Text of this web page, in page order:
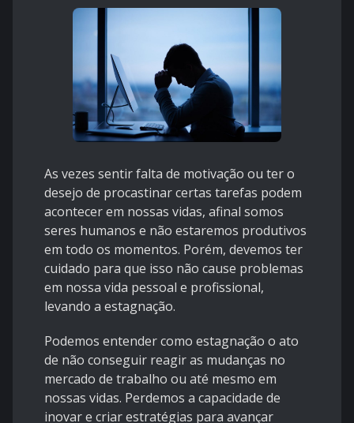
As vezes sentir falta de motivação ou ter o
desejo de procastinar certas tarefas podem
acontecer em nossas vidas, afinal somos
seres humanos e não estaremos produtivos
em todo os momentos. Porém, devemos ter
cuidado para que isso não cause problemas
em nossa vida pessoal e profissional,
levando a estagnação.
Podemos entender como estagnação o ato
de não conseguir reagir as mudanças no
mercado de trabalho ou até mesmo em
nossas vidas. Perdemos a capacidade de
inovar e criar estratégias para avançar